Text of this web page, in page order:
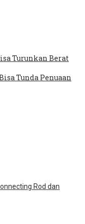
Turunkan Berat
Tunda Penuaan
Rod dan